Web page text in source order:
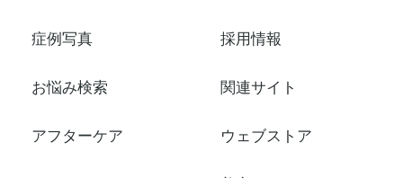
症例写真
お悩み検索
アフターケア
採用情報
関連サイト
ウェブストア